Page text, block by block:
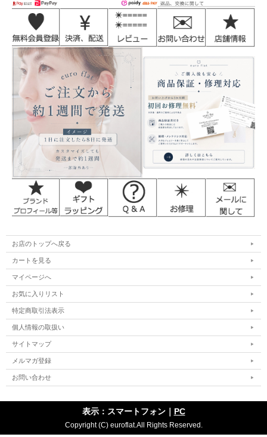
お店のトップへ戻る
カートを見る
マイページへ
お気に入りリスト
特定商取引法表示
個人情報の取扱い
サイトマップ
メルマガ登録
お問い合わせ
表示：スマートフォン｜ PC
Copyright (C) euroflat.All Rights Reserved.